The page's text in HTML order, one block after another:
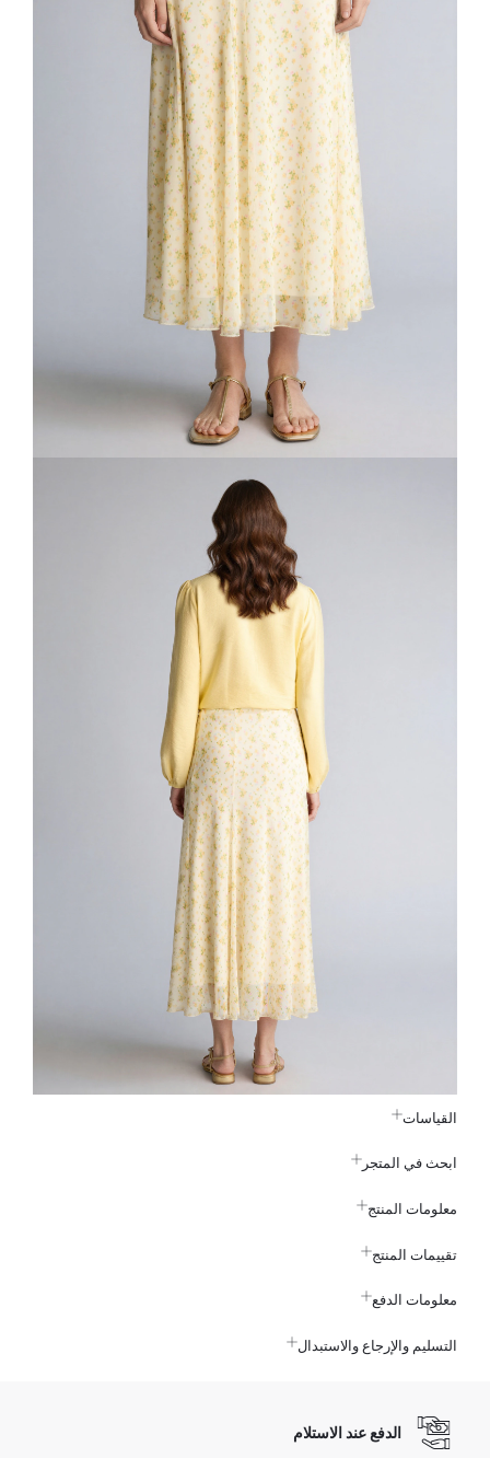
القياسات
ابحث في المتجر
معلومات المنتج
تقييمات المنتج
معلومات الدفع
التسليم والإرجاع والاستبدال
الدفع عند الاستلام